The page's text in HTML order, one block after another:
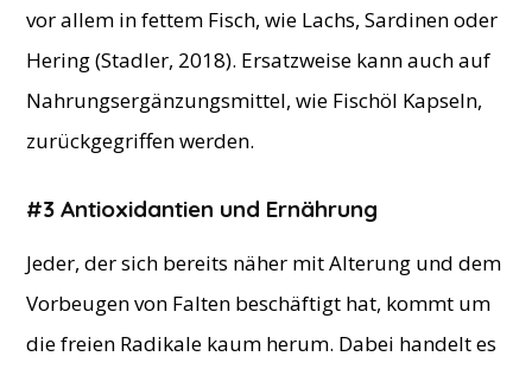
vor allem in fettem Fisch, wie Lachs, Sardinen oder
Hering (Stadler, 2018). Ersatzweise kann auch auf
Nahrungsergänzungsmittel, wie Fischöl Kapseln,
zurückgegriffen werden.
#3 Antioxidantien und Ernährung
Jeder, der sich bereits näher mit Alterung und dem
Vorbeugen von Falten beschäftigt hat, kommt um
die freien Radikale kaum herum. Dabei handelt es